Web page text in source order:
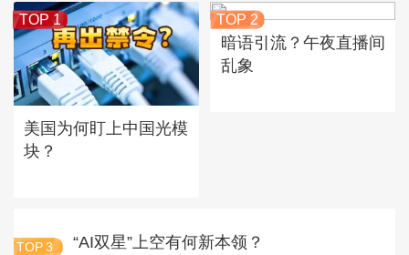
TOP 1
美国为何盯上中国光模
块？
TOP 2
暗语引流？午夜直播间
乱象
TOP 3 “AI双星”上空有何新本领？